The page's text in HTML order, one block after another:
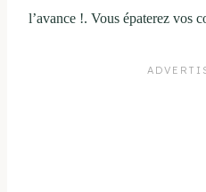
l’avance !. Vous épaterez vos